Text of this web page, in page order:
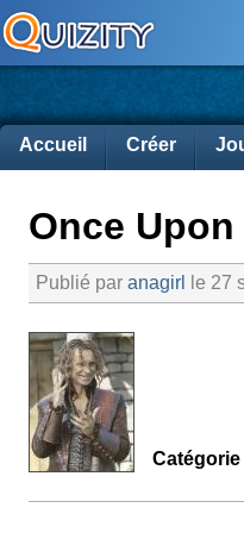
Accueil Créer
Once
Publié par anagirl le 27
Catégorie